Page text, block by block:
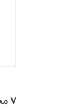
7 محصولات مشابه در شاخه های مختلف: